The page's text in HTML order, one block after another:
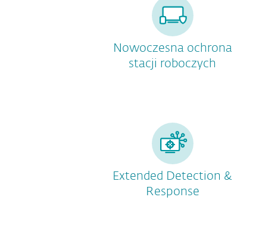
Nowoczesna ochrona
stacji roboczych
Extended Detection &
Response